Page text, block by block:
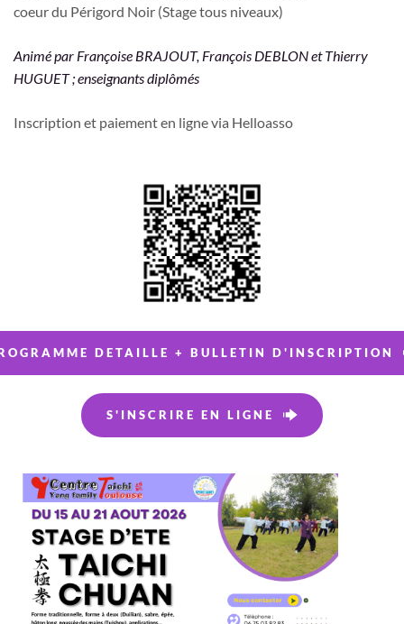
coeur du Périgord Noir (Stage tous niveaux)
Animé par Françoise BRAJOUT, François DEBLON et Thierry
HUGUET ; enseignants diplômés
Inscription et paiement en ligne via Helloasso
DETAILLE + BULLETIN D'INSCRIPTION
S'INSCRIRE EN LIGNE